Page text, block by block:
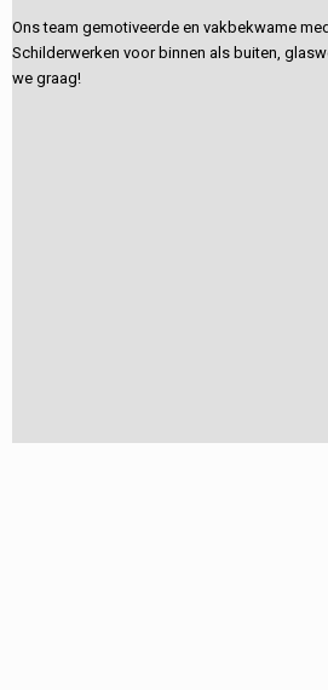
Ons team gemotiveerde en vakbekwame
Schilderwerken voor binnen als buiten,
we graag!